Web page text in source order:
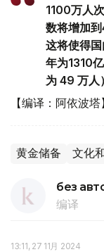
1100万人
数将增加
这将使得
年为1310
为 49 万人
【编译：阿依波塔
黄金储备 文化
без
编译
13:11, 27 11月 2024